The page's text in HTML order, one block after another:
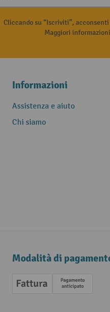
Cliccando su “Iscriviti”,
Maggiori
Informazioni
Assistenza e aiuto
Chi siamo
Modalità di
Fattura